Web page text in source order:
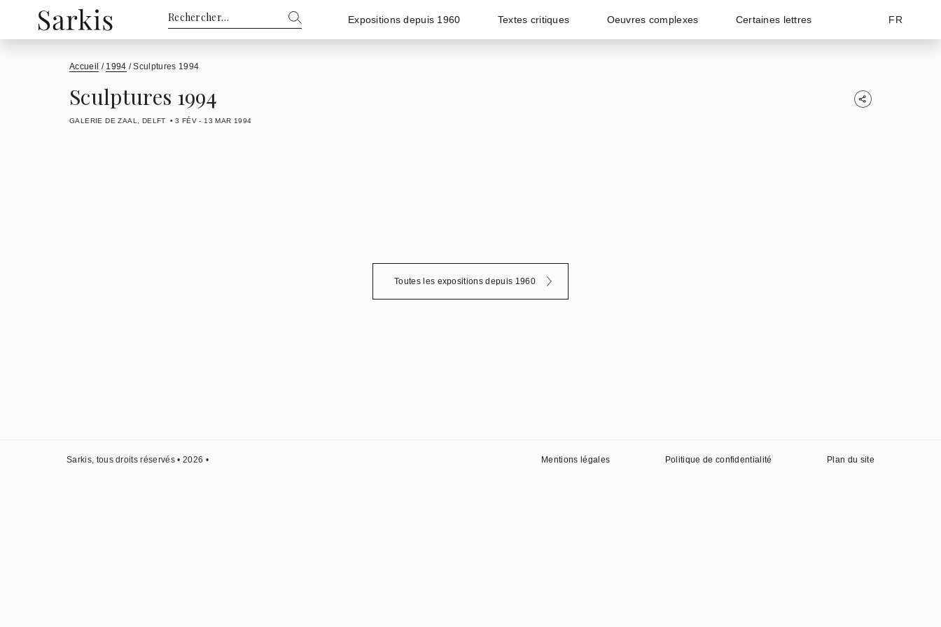
Rechercher : Expositions depuis 1960 Textes critiques Oeuvres complexes Certaines lettres FR
Accueil / 1994 /Sculptures 1994
Sculptures 1994
GALERIE DE ZAAL, DELFT 3 FÉV - 13 MAR 1994
Toutes les expositions depuis 1960
Sarkis, tous droits réservés • 2026 • Mentions légales Politique de confidentialité Plan du site